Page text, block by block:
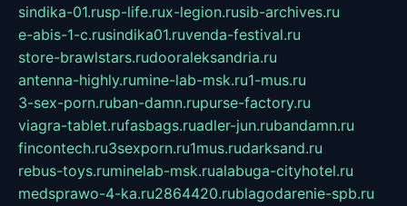
sindika-01.rusp-life.rux-legion.rusib-archives.ru
e-abis-1-c.rusindika01.ruvenda-festival.ru
store-brawlstars.rudooraleksandria.ru
antenna-highly.rumine-lab-msk.ru1-mus.ru
3-sex-porn.ruban-damn.rupurse-factory.ru
viagra-tablet.rufasbags.ruadler-jun.rubandamn.ru
fincontech.ru3sexporn.ru1mus.rudarksand.ru
rebus-toys.ruminelab-msk.rualabuga-cityhotel.ru
medsprawo-4-ka.ru2864420.rublagodarenie-spb.ru